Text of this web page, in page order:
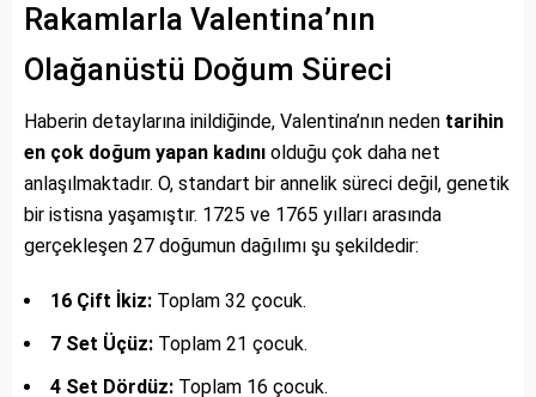
Rakamlarla Valentina’nın
Olağanüstü Doğum Süreci
Haberin detaylarına inildiğinde, Valentina’nın neden tarihin
en çok doğum yapan kadını olduğu çok daha net
anlaşılmaktadır. O, standart bir annelik süreci değil, genetik
bir istisna yaşamıştır. 1725 ve 1765 yılları arasında
gerçekleşen 27 doğumun dağılımı şu şekildedir:
16 Çift İkiz: Toplam 32 çocuk.
7 Set Üçüz: Toplam 21 çocuk.
4 Set Dördüz: Toplam 16 çocuk.